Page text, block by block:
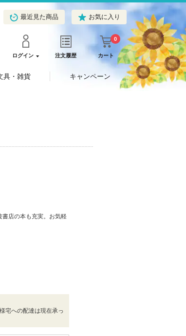
最近見た商品 お気に入り
ログイン 注文履歴 カート
0
具・雑貨 キャンペーン
書店の本も充実。お気軽
宅への配達は現在承っ